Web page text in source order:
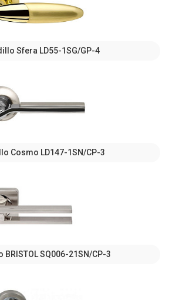
Sfera LD55-1SG/GP-4
Cosmo LD147-1SN/CP-3
SQ006-21SN/CP-3